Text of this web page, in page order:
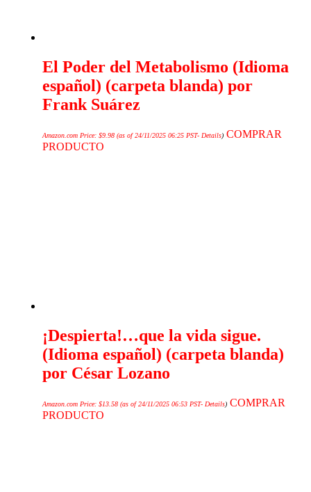
El Poder del Metabolismo (Idioma
español) (carpeta blanda) por
Frank Suárez
Amazon.com Price:$9.98 (as of 24/11/2025 06:25 PST-Details) COMPRAR
PRODUCTO
¡Despierta!…que la vida sigue.
(Idioma español) (carpeta blanda)
por César Lozano
Amazon.com Price:$13.58 (as of 24/11/2025 06:53 PST- Details) COMPRAR
PRODUCTO